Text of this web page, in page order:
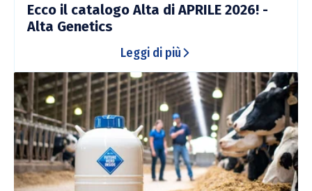
Ecco il catalogo Alta di APRILE 2026! -
Alta Genetics
Leggi di più